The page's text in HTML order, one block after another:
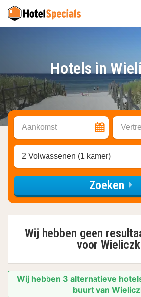
Hotels in
Aankomst
2 Volwassenen (1 kamer)
Zoeken
Wij hebben geen
voor
Wij hebben 3 alternatieve
buurt van